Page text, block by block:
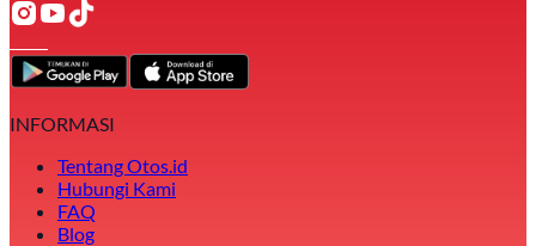
INFORMASI
Tentang Otos.id
Hubungi Kami
FAQ
Blog